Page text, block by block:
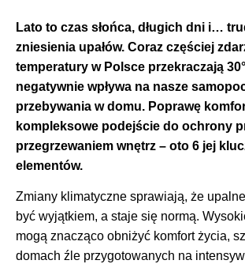
Lato to czas słońca, długich dni i…
zniesienia upałów. Coraz częściej
temperatury w Polsce przekraczają
negatywnie wpływa na nasze
przebywania w domu. Poprawę
kompleksowe podejście do ochrony
przegrzewaniem wnętrz – oto 6 jej
elementów.
Zmiany klimatyczne sprawiają, że
być wyjątkiem, a staje się normą.
mogą znacząco obniżyć komfort życia,
domach źle przygotowanych na